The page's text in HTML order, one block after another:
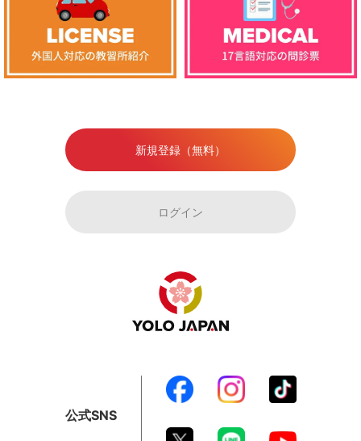
新規登録（無料）
ログイン
公式SNS